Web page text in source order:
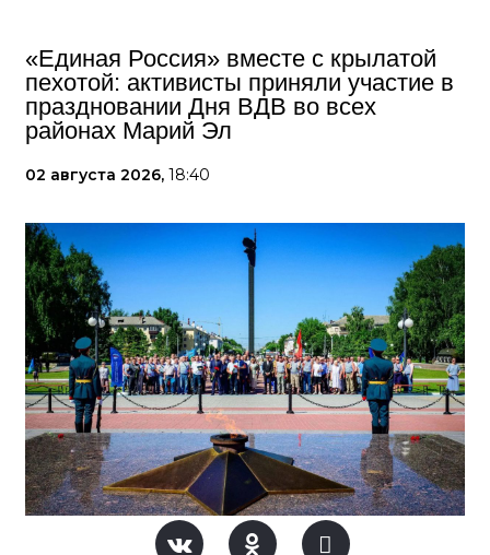
«Единая Россия» вместе с крылатой
пехотой: активисты приняли участие в
праздновании Дня ВДВ во всех
районах Марий Эл
02 августа 2026, 18:40